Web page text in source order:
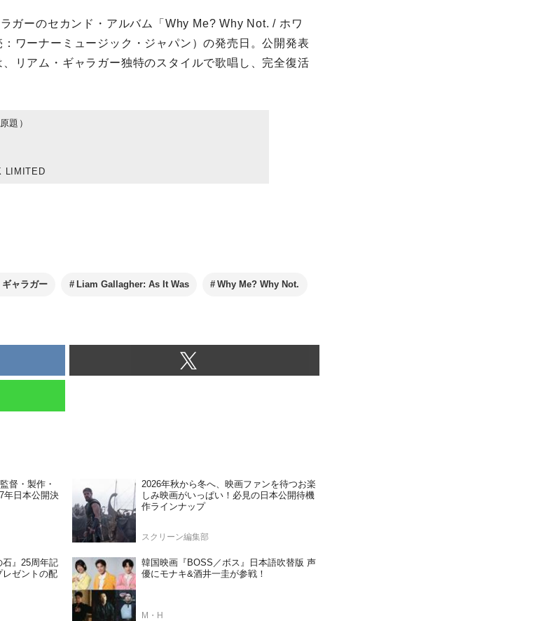
ガーのセカンド・アルバム「Why Me? Why Not. / ホワ
ワーナーミュージック・ジャパン）の発売日。公開発表
リアム・ギャラガー独特のスタイルで歌唱し、完全復活
題）
LIMITED
ギャラガー Liam Gallagher: As It Was Why Me? Why Not.
督・製作・
年日本公開決
2026年秋から冬へ、映画ファンを待つお楽
しみ映画がいっぱい！必見の日本公開待機
作ラインナップ
スクリーン編集部
石』25周年記
ゼントの配
韓国映画『BOSS／ボス』日本語吹替版 声
優にモナキ&酒井一圭が参戦！
M・H